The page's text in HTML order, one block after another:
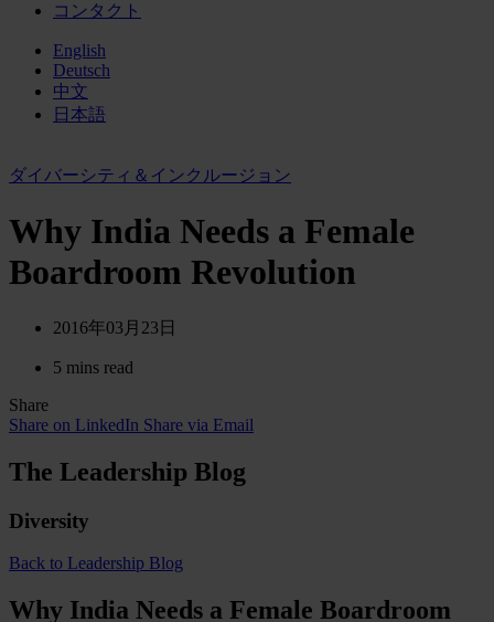
コンタクト
English
Deutsch
中文
日本語
ダイバーシティ＆インクルージョン
Why India Needs a Female
Boardroom Revolution
2016年03月23日
5 mins read
Share
Share on LinkedIn Share via Email
The Leadership Blog
Diversity
Back to Leadership Blog
Why India Needs a Female Boardroom